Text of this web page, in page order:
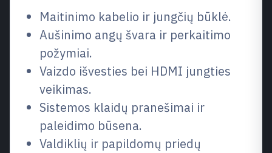
Maitinimo kabelio ir jungčių būklė.
Aušinimo angų švara ir perkaitimo
požymiai.
Vaizdo išvesties bei HDMI jungties
veikimas.
Sistemos klaidų pranešimai ir
paleidimo būsena.
Valdiklių ir papildomų priedų